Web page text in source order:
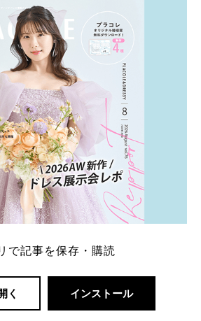
で記事を保存・購読
く インストール